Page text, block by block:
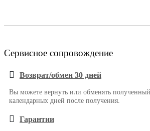
Сервисное сопровождение
Возврат/обмен 30 дней
Вы можете вернуть или обменять
календарных дней после получения.
Гарантии